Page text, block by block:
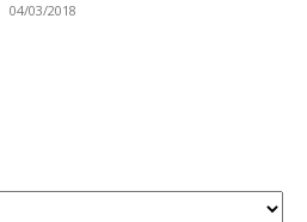
04/03/2018